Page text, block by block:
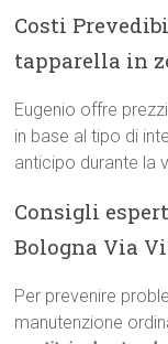
Costi
tapparella in
Eugenio offre
in base al tipo di
anticipo durante la
Consigli
Bologna Via
Per prevenire
manutenzione